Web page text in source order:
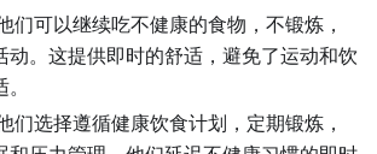
们可以继续吃不健康的食物，不锻炼，
动。这提供即时的舒适，避免了运动和饮
们选择遵循健康饮食计划，定期锻炼，